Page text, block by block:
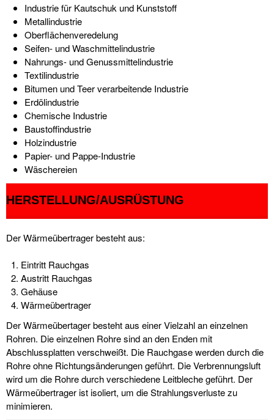
Industrie für Kautschuk und Kunststoff
Metallindustrie
Oberflächenveredelung
Seifen- und Waschmittelindustrie
Nahrungs- und Genussmittelindustrie
Textilindustrie
Bitumen und Teer verarbeitende Industrie
Erdölindustrie
Chemische Industrie
Baustoffindustrie
Holzindustrie
Papier- und Pappe-Industrie
Wäschereien
HERSTELLUNG/AUSRÜSTUNG
Der Wärmeübertrager besteht aus:
1. Eintritt Rauchgas
2. Austritt Rauchgas
3. Gehäuse
4. Wärmeübertrager
Der Wärmeübertager besteht aus einer Vielzahl an einzelnen
Rohren. Die einzelnen Rohre sind an den Enden mit
Abschlussplatten verschweißt. Die Rauchgase werden durch die
Rohre ohne Richtungsänderungen geführt. Die Verbrennungsluft
wird um die Rohre durch verschiedene Leitbleche geführt. Der
Wärmeübertrager ist isoliert, um die Strahlungsverluste zu
minimieren.